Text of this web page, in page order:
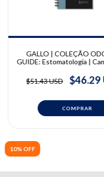
10% OFF
GALLO | COLEÇÃO
GUIDE: Estomatologia |
Fábio Alves, Norberto
$51.43 USD $46.29